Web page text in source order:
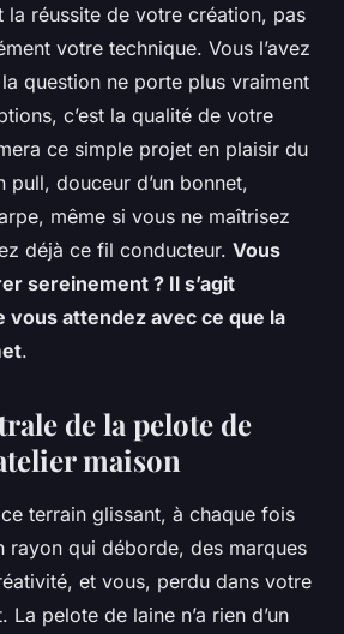
la réussite de votre création, pas
votre technique. Vous l’avez
question ne porte plus vraiment
c’est la qualité de votre
ce simple projet en plaisir du
pull, douceur d’un bonnet,
même si vous ne maîtrisez
déjà ce fil conducteur. Vous
sereinement ? Il s’agit
vous attendez avec ce que la
.
de la pelote de
maison
terrain glissant, à chaque fois
rayon qui déborde, des marques
et vous, perdu dans votre
pelote de laine n’a rien d’un